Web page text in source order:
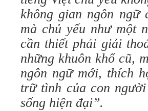
không gian ngôn ngữ
mà chủ yếu như một
cần thiết phải giải
những khuôn khổ cũ,
ngôn ngữ mới, thích
trữ tình của con
sống hiện đại”.